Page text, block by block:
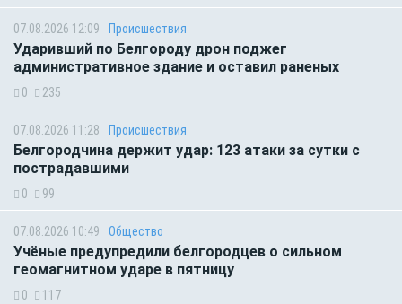
07.08.2026 12:09 Происшествия
Ударивший по Белгороду дрон поджег
административное здание и оставил раненых
0 235
07.08.2026 11:28 Происшествия
Белгородчина держит удар: 123 атаки за сутки с
пострадавшими
0 99
07.08.2026 10:49 Общество
Учёные предупредили белгородцев о сильном
геомагнитном ударе в пятницу
0 117